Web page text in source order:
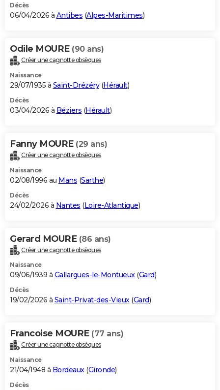
S'inscrire
Se connecter
Lycées
Collèges
Primaires
Universités
Entreprises
Service militaire
Avis de recherche
AVIS DE DÉCÈS
Bricolage
Lifestyle
Culture
Sport
Auto
Television
Voyage
Cinema
Décès
06/04/2026 à Antibes (Alpes-Maritimes)
Odile MOURE (90 ans)
Créer une cagnotte obsèques
Naissance
29/07/1935 à Saint-Drézéry(Hérault)
Décès
03/04/2026 à Béziers (Hérault)
Fanny MOURE (29 ans)
Créer une cagnotte obsèques
Naissance
02/08/1996 au Mans (Sarthe)
Décès
24/02/2026 à Nantes (Loire-Atlantique)
Gerard MOURE (86 ans)
Créer une cagnotte obsèques
Naissance
09/06/1939 à Gallargues-le-Montueux(Gard)
Décès
19/02/2026 à Saint-Privat-des-Vieux(Gard)
Francoise MOURE (77 ans)
Créer une cagnotte obsèques
Naissance
21/04/1948 à Bordeaux(Gironde)
Décès